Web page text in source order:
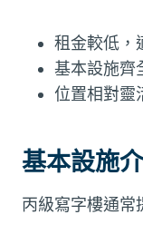
租金較低，
基本設施齊
位置相對靈
基本設施
丙級寫字樓通常